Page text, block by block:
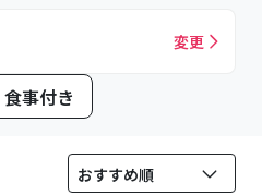
変更
食事付き